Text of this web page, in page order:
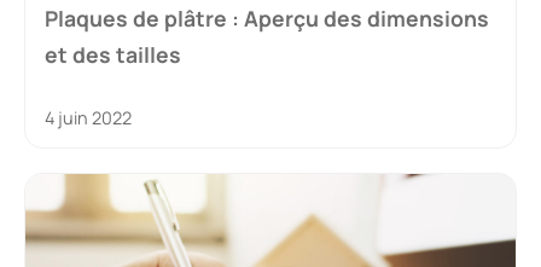
Plaques de plâtre : Aperçu des dimensions
et des tailles
4 juin 2022